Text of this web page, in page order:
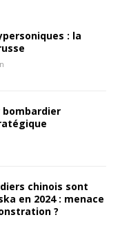
: la
bombardier
chinois sont
en 2024 : menace
?